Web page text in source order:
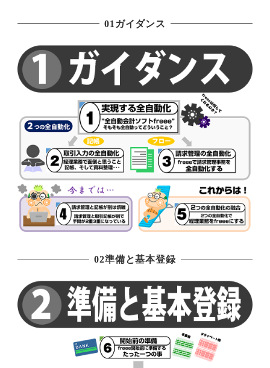
01ガイダンス
02準備と基本登録